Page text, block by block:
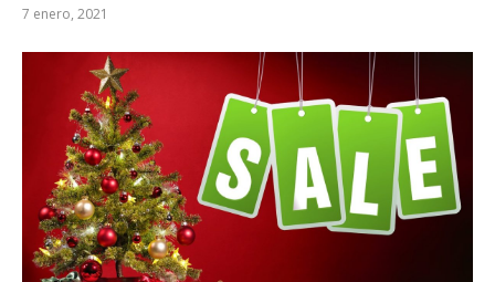
7 enero, 2021